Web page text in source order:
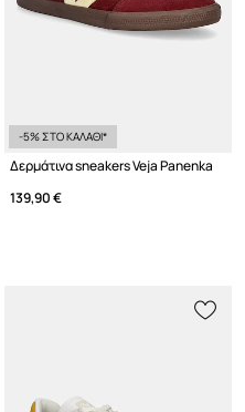
-5% ΣΤΟ ΚΑΛΑΘΙ*
Δερμάτινα sneakers Veja Panenka
139,90 €